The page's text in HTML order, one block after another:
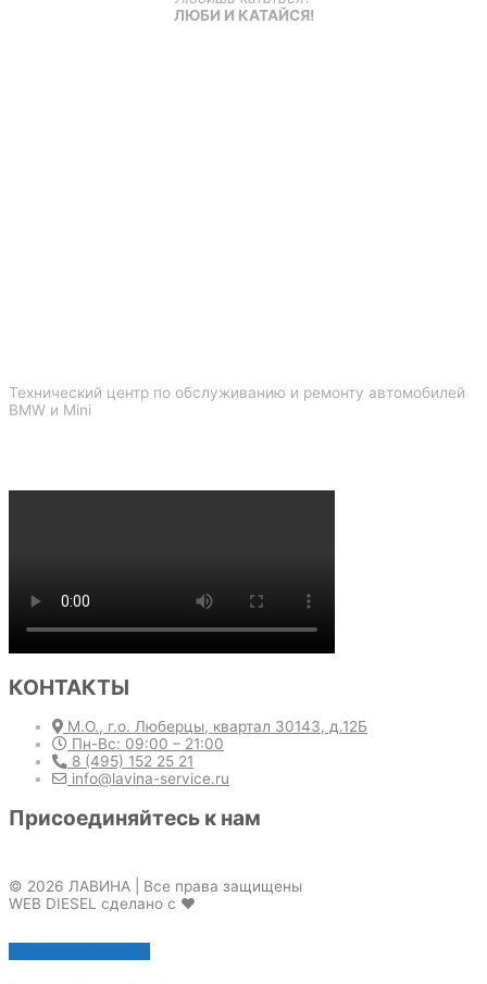
ЛЮБИ И КАТАЙСЯ!
Технический центр по обслуживанию и ремонту автомобилей
BMW и Mini
КОНТАКТЫ
М.О., г.о. Люберцы, квартал 30143, д.12Б
Пн-Вс: 09:00 – 21:00
8 (495) 152 25 21
info@lavina-service.ru
Присоединяйтесь к нам
© 2026 ЛАВИНА | Все права защищены
WEB DIESEL сделано с ❤